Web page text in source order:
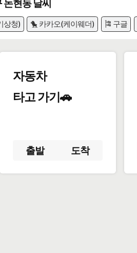
논현동 날씨
상청) 🐤 카카오(케이웨더) 🎏 구글
자동차
타고 가기🚗
출발 도착